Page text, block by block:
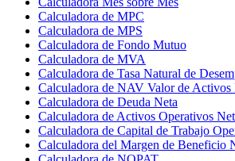
Calculadora de MPC
Calculadora de MPS
Calculadora de Fondo Mutuo
Calculadora de MVA
Calculadora de Tasa Natural de
Calculadora de NAV Valor de Activos
Calculadora de Deuda Neta
Calculadora de Activos Operativos
Calculadora de Capital de Trabajo
Calculadora del Margen de Beneficio